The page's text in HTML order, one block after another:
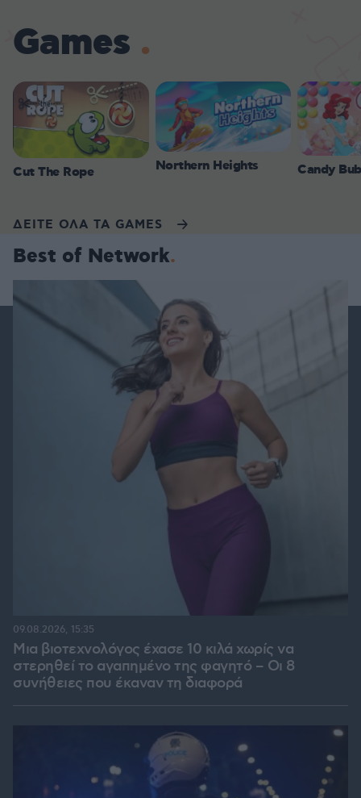
Games
Cut The Rope Northern Heights Candy
ΔΕΙΤΕ ΟΛΑ ΤΑ GAMES
Best of Network
Μια βιοτεχνολόγος έχασε 10 κιλά χωρίς να
στερηθεί το αγαπημένο της φαγητό – Οι 8
συνήθειες που έκαναν τη διαφορά
09.08.2026, 15:35